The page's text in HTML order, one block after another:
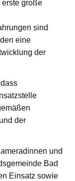
große
sind
eine
der
der
und
Bad
Einsatz sowie